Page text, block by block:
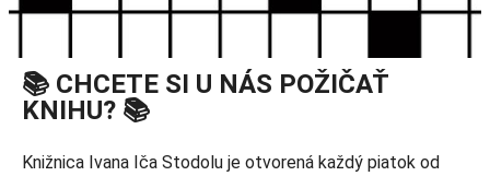
📚 CHCETE SI U NÁS POŽIČAŤ
KNIHU? 📚
Knižnica Ivana Iča Stodolu je otvorená každý piatok od